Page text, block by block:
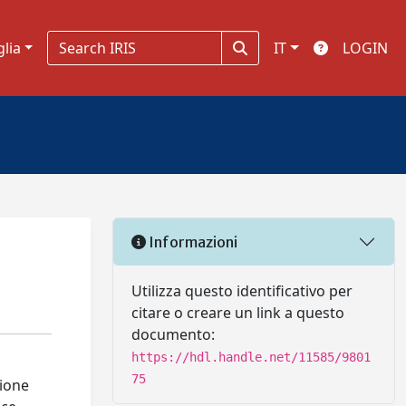
IT LOGIN
Informazioni
Utilizza questo identificativo per
citare o creare un link a questo
documento:
https://hdl.handle.net/11585/9801
75